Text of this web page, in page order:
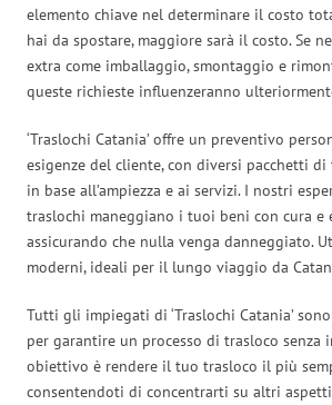
elemento chiave nel determinare il costo
hai da spostare, maggiore sarà il costo. Se
extra come imballaggio, smontaggio e
queste richieste influenzeranno
‘Traslochi Catania’ offre un preventivo
esigenze del cliente, con diversi pacchetti
in base all’ampiezza e ai servizi. I nostri
traslochi maneggiano i tuoi beni con cura e
assicurando che nulla venga danneggiato.
moderni, ideali per il lungo viaggio da
Tutti gli impiegati di ‘Traslochi Catania’
per garantire un processo di trasloco senza
obiettivo è rendere il tuo trasloco il più
consentendoti di concentrarti su altri